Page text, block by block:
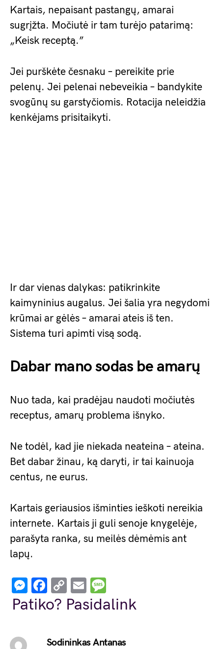
Kartais, nepaisant pastangų, amarai
sugrįžta. Močiutė ir tam turėjo patarimą:
„Keisk receptą.”
Jei purškėte česnaku – pereikite prie
pelenų. Jei pelenai nebeveikia – bandykite
svogūnų su garstyčiomis. Rotacija neleidžia
kenkėjams prisitaikyti.
Ir dar vienas dalykas: patikrinkite
kaimyninius augalus. Jei šalia yra negydomi
krūmai ar gėlės – amarai ateis iš ten.
Sistema turi apimti visą sodą.
Dabar mano sodas be amarų
Nuo tada, kai pradėjau naudoti močiutės
receptus, amarų problema išnyko.
Ne todėl, kad jie niekada neateina – ateina.
Bet dabar žinau, ką daryti, ir tai kainuoja
centus, ne eurus.
Kartais geriausios išminties ieškoti nereikia
internete. Kartais ji guli senoje knygelėje,
parašyta ranka, su meilės dėmėmis ant
lapų.
Messenger
Facebook
Copy
Link
Email
Patiko? Pasidalink
Sodininkas Antanas